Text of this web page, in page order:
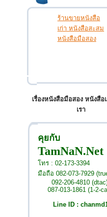
ร้านขายหนังสือ
เก่า หนังสือสะสม
หนังสือมือสอง
เรื่องหนังสือมือสอง หนังสือ
เรา
คุยกับ
TamNaN.Net
โทร : 02-173-3394
มือถือ 082-073-7929
092-206-4810
087-013-1861 (1-2-
Line ID :